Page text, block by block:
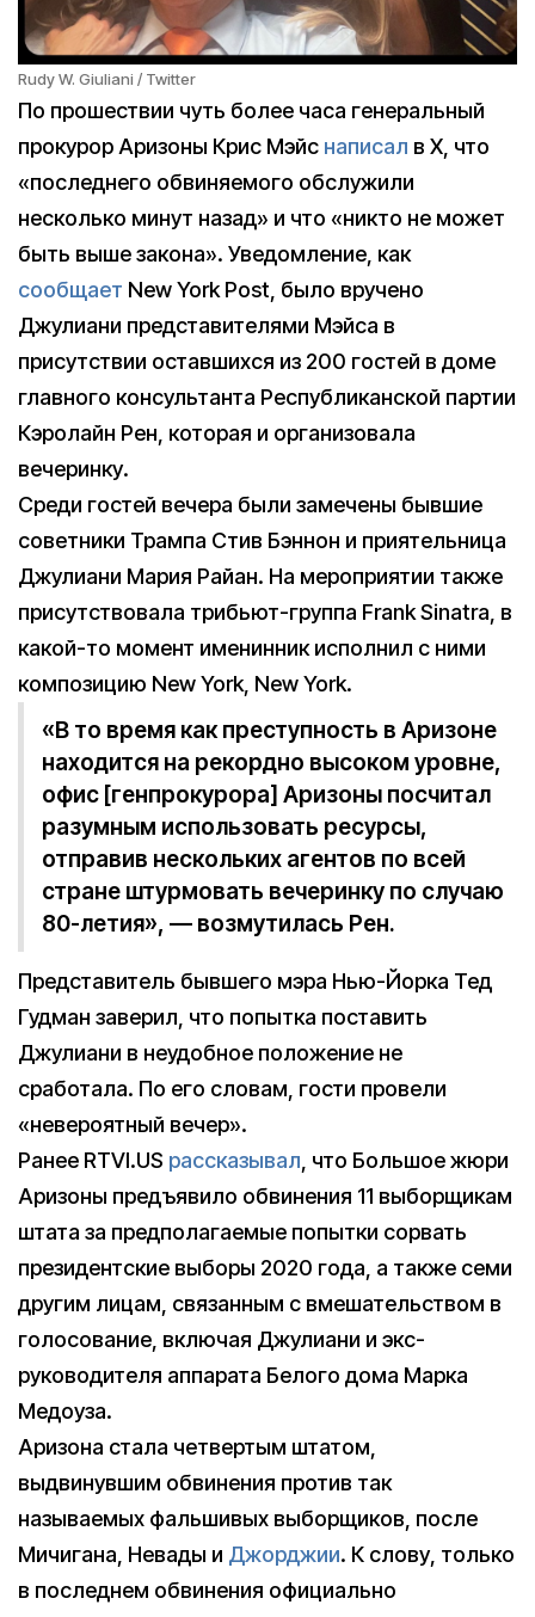
Rudy W. Giuliani / Twitter
По прошествии чуть более часа генеральный
прокурор Аризоны Крис Мэйс написал в X, что
«последнего обвиняемого обслужили
несколько минут назад» и что «никто не может
быть выше закона». Уведомление, как
сообщает New York Post, было вручено
Джулиани представителями Мэйса в
присутствии оставшихся из 200 гостей в доме
главного консультанта Республиканской партии
Кэролайн Рен, которая и организовала
вечеринку.
Среди гостей вечера были замечены бывшие
советники Трампа Стив Бэннон и приятельница
Джулиани Мария Райан. На мероприятии также
присутствовала трибьют-группа Frank Sinatra, в
какой-то момент именинник исполнил с ними
композицию New York, New York.
«В то время как преступность в Аризоне
находится на рекордно высоком уровне,
офис [генпрокурора] Аризоны посчитал
разумным использовать ресурсы,
отправив нескольких агентов по всей
стране штурмовать вечеринку по случаю
80-летия», — возмутилась Рен.
Представитель бывшего мэра Нью-Йорка Тед
Гудман заверил, что попытка поставить
Джулиани в неудобное положение не
сработала. По его словам, гости провели
«невероятный вечер».
Ранее RTVI.US рассказывал , что Большое жюри
Аризоны предъявило обвинения 11 выборщикам
штата за предполагаемые попытки сорвать
президентские выборы 2020 года, а также семи
другим лицам, связанным с вмешательством в
голосование, включая Джулиани и экс-
руководителя аппарата Белого дома Марка
Медоуза.
Аризона стала четвертым штатом,
выдвинувшим обвинения против так
называемых фальшивых выборщиков, после
Мичигана, Невады и Джорджии. К слову, только
в последнем обвинения официально